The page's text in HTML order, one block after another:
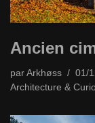
Ancien
par Arkhøss
01/
Architecture &